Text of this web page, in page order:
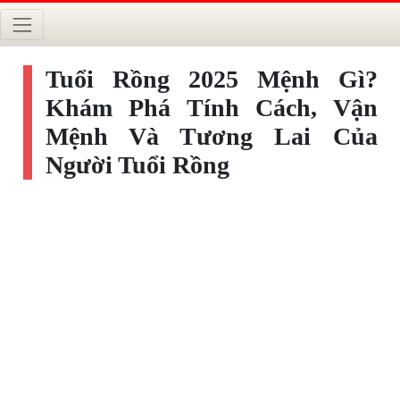
Tuổi Rồng 2025 Mệnh Gì?
Khám Phá Tính Cách, Vận
Mệnh Và Tương Lai Của
Người Tuổi Rồng